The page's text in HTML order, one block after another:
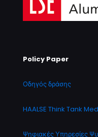
Policy Paper
Οδηγός δράσης
HAALSE Think Tank
Ψηφιακές Υπηρεσίες